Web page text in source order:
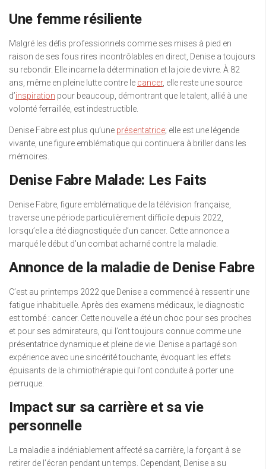
Une femme résiliente
Malgré les défis professionnels comme ses mises à pied en
raison de ses fous rires incontrôlables en direct, Denise a toujours
su rebondir. Elle incarne la détermination et la joie de vivre. À 82
ans, même en pleine lutte contre le cancer, elle reste une source
d’inspiration pour beaucoup, démontrant que le talent, allié à une
volonté ferraillée, est indestructible.
Denise Fabre est plus qu’une présentatrice; elle est une légende
vivante, une figure emblématique qui continuera à briller dans les
mémoires.
Denise Fabre Malade: Les Faits
Denise Fabre, figure emblématique de la télévision française,
traverse une période particulièrement difficile depuis 2022,
lorsqu’elle a été diagnostiquée d’un cancer. Cette annonce a
marqué le début d’un combat acharné contre la maladie.
Annonce de la maladie de Denise Fabre
C’est au printemps 2022 que Denise a commencé à ressentir une
fatigue inhabituelle. Après des examens médicaux, le diagnostic
est tombé : cancer. Cette nouvelle a été un choc pour ses proches
et pour ses admirateurs, qui l’ont toujours connue comme une
présentatrice dynamique et pleine de vie. Denise a partagé son
expérience avec une sincérité touchante, évoquant les effets
épuisants de la chimiothérapie qui l’ont conduite à porter une
perruque.
Impact sur sa carrière et sa vie
personnelle
La maladie a indéniablement affecté sa carrière, la forçant à se
retirer de l’écran pendant un temps. Cependant, Denise a su